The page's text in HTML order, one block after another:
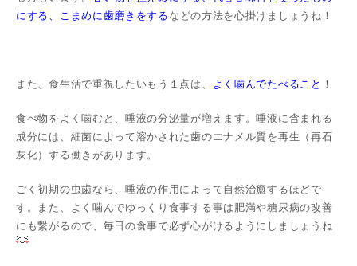
にする、こまめに歯磨きをする などの方法を心掛けましょうね！
また、食生活で重視したいもう１点は、 よく噛んでたべること ！
食べ物をよく噛むと、唾液の分泌量が増えます。唾液に含まれる
成分には、細菌によって溶かされた歯のエナメル質を再生（再石
灰化）する働きがあります。
ごく初期の虫歯なら、唾液の作用によって自然治癒するほどで
す。また、よく噛んでゆっくり食事する事は肥満や糖尿病の改善
にも繋がるので、毎日の食事で必ず心がけるようにしましょうね